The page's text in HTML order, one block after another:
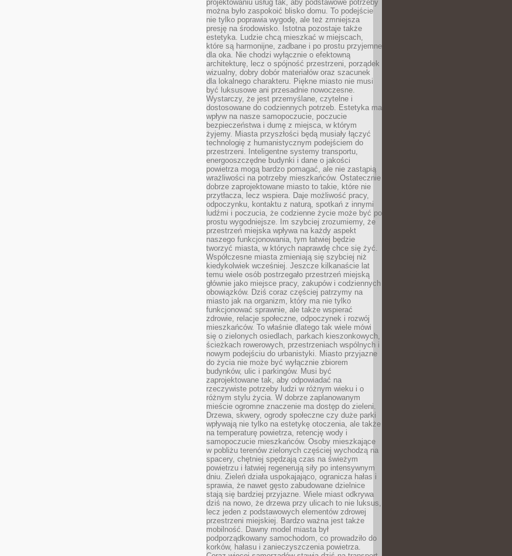
projektowaniu usług tak, aby podstawowe potrzeby
można było zaspokoić blisko domu. To podejście
nie tylko poprawia wygodę, ale też zmniejsza
presję na środowisko. Istotna pozostaje także
estetyka. Ludzie chcą mieszkać w miejscach,
które są harmonijne, zadbane i po prostu przyjemne
dla oka. Nie chodzi wyłącznie o efektowną
architekturę, lecz o spójność przestrzeni, porządek
wizualny, dobry dobór materiałów oraz szacunek
dla lokalnego charakteru. Piękne miasto nie musi
być luksusowe ani przesadnie nowoczesne.
Wystarczy, że jest przemyślane, czytelne i
dostosowane do codziennych potrzeb. Estetyka ma
wpływ na nasze samopoczucie, poczucie
bezpieczeństwa i dumę z miejsca, w którym
żyjemy. Miasta przyszłości będą musiały łączyć
technologię z humanistycznym podejściem do
przestrzeni. Inteligentne systemy transportu,
energooszczędne budynki i dane o jakości
powietrza mogą bardzo pomagać, ale nie zastąpią
wrażliwości na potrzeby mieszkańców. Ostatecznie
dobrze zaprojektowane miasto to takie, które nie
przytłacza, lecz wspiera. Daje możliwość pracy,
odpoczynku, kontaktu z naturą, spotkań z innymi
ludźmi i poczucia, że codzienne życie może być po
prostu wygodniejsze. Im szybciej zrozumiemy, że
przestrzeń miejska wpływa na każdy aspekt
naszego funkcjonowania, tym łatwiej będzie
tworzyć miasta, w których naprawdę chce się żyć.
Współczesne miasta zmieniają się szybciej niż
kiedykolwiek wcześniej. Jeszcze kilkanaście lat
temu wiele osób postrzegało przestrzeń miejską
głównie jako miejsce pracy, zakupów i codziennych
obowiązków. Dziś coraz częściej patrzymy na
miasto jak na organizm, który ma nie tylko
funkcjonować sprawnie, ale także wspierać
zdrowie, relacje społeczne, odpoczynek i rozwój
mieszkańców. To właśnie dlatego tak wiele mówi
się o zielonych osiedlach, parkach kieszonkowych,
ścieżkach rowerowych, przestrzeniach wspólnych i
nowym podejściu do urbanistyki. Miasto przyjazne
do życia nie może być wyłącznie zbiorem
budynków, ulic i parkingów. Musi być
zaprojektowane tak, aby odpowiadać na
rzeczywiste potrzeby ludzi w różnym wieku i o
różnym stylu życia. W dobrze zaplanowanym
mieście ogromne znaczenie ma dostęp do zieleni.
Drzewa, skwery, ogrody społeczne czy duże parki
wpływają nie tylko na estetykę otoczenia, ale także
na temperaturę powietrza, retencję wody i
samopoczucie mieszkańców. Osoby mieszkające
w pobliżu terenów zielonych częściej wychodzą na
spacery, chętniej spędzają czas na świeżym
powietrzu i łatwiej regenerują siły po intensywnym
dniu. Zieleń działa uspokajająco, ogranicza hałas i
sprawia, że nawet gęsto zabudowane dzielnice
stają się bardziej przyjazne. Wiele miast odkrywa
dziś na nowo, że drzewa przy ulicach to nie luksus,
lecz jeden z podstawowych elementów zdrowej
przestrzeni miejskiej. Bardzo ważna jest także
mobilność. Dawny model miasta był
podporządkowany samochodom, co prowadziło do
korków, hałasu i zanieczyszczenia powietrza.